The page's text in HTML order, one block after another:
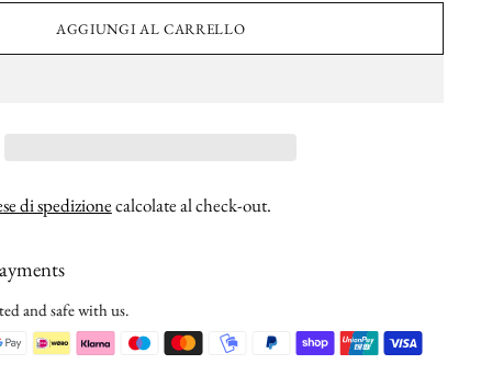
AGGIUNGI AL CARRELLO
di spedizionecalcolate al check-out.
and safe with us.